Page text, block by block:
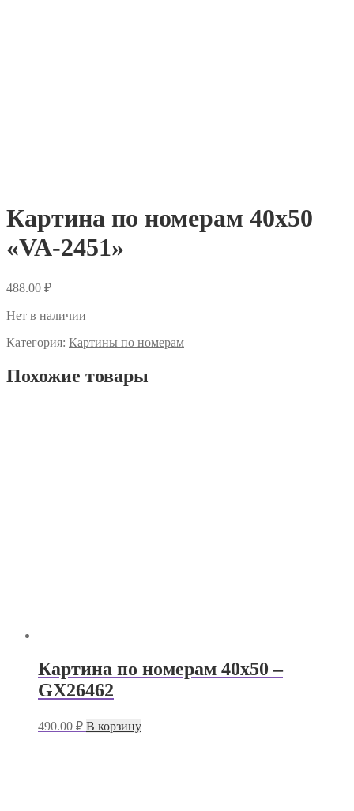
Картина по номерам 40х50
«VA-2451»
488.00 ₽
Нет в наличии
Категория: Картины по номерам
Похожие товары
Картина по номерам 40х50 –
GX26462
490.00 ₽ В корзину